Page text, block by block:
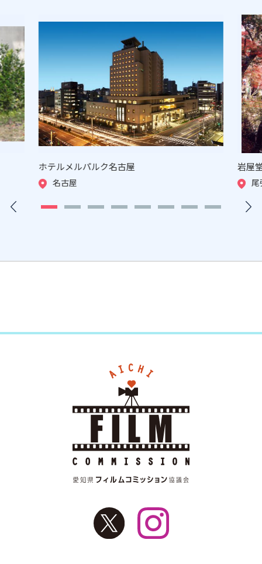
ホテルメルパルク名古屋
名古屋
岩屋